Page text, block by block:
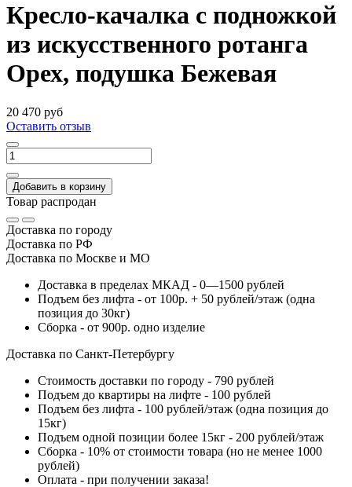
Кресло-качалка с подножкой
из искусственного ротанга
Орех, подушка Бежевая
20 470 руб
Оставить отзыв
Добавить в корзину
Товар распродан
Доставка по городу
Доставка по РФ
Доставка по Москве и МО
Доставка в пределах МКАД - 0—1500 рублей
Подъем без лифта - от 100р. + 50 рублей/этаж (одна
позиция до 30кг)
Сборка - от 900р. одно изделие
Доставка по Санкт-Петербургу
Стоимость доставки по городу - 790 рублей
Подъем до квартиры на лифте - 100 рублей
Подъем без лифта - 100 рублей/этаж (одна позиция до
15кг)
Подъем одной позиции более 15кг - 200 рублей/этаж
Сборка - 10% от стоимости товара (но не менее 1000
рублей)
Оплата - при получении заказа!